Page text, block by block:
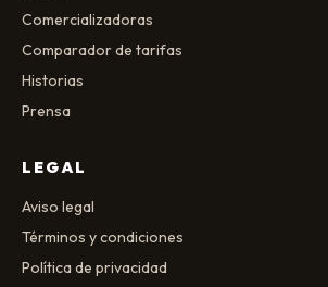
Comercializadoras
Comparador de tarifas
Historias
Prensa
LEGAL
Aviso legal
Términos y condiciones
Política de privacidad